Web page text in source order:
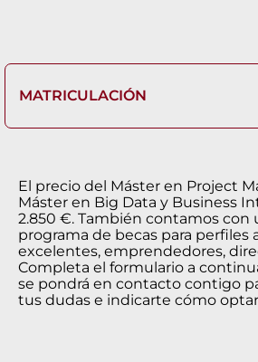
MATRICULACIÓN
El precio del Máster en Project
Máster en Big Data y Business
2.850 €. También contamos
programa de becas para
excelentes, emprendedores,
Completa el formulario a
se pondrá en contacto contigo
tus dudas e indicarte cómo